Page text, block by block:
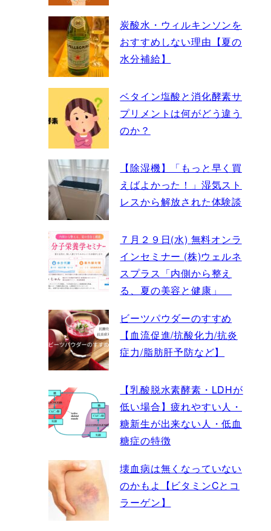
炭酸水・ウィルキンソンを
おすすめしない理由【夏の
水分補給】
ベタイン塩酸と消化酵素サ
プリメントは何がどう違う
のか？
【除湿機】「もっと早く買
えばよかった！」湿気スト
レスから解放された体験談
７月２９日(水) 無料オンラ
インセミナー (株)ウェルネ
スプラス「内側から整え
る、夏の美容と健康」
ビーツパウダーのすすめ
【血流促進/抗酸化力/抗炎
症力/脂肪肝予防など】
【乳酸脱水素酵素・LDHが
低い場合】疲れやすい人・
糖新生が出来ない人・低血
糖症の特徴
壊血病は無くなっていない
のかもよ【ビタミンCとコ
ラーゲン】